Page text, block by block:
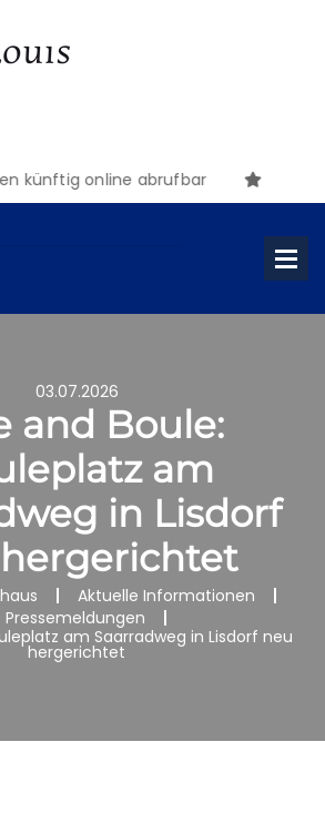
online abrufbar
03.07.2026
and Boule:
am
in Lisdorf
Aktuelle Informationen
Pressemeldungen
am Saarradweg in Lisdorf neu
hergerichtet